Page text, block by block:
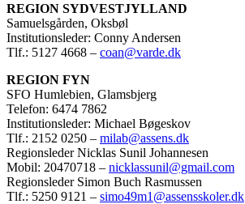
REGION SYDVESTJYLLAND
Samuelsgården, Oksbøl
Institutionsleder: Conny Andersen
Tlf.: 5127 4668 – coan@varde.dk
REGION FYN
SFO Humlebien, Glamsbjerg
Telefon: 6474 7862
Institutionsleder: Michael Bøgeskov
Tlf.: 2152 0250 – milab@assens.dk
Regionsleder Nicklas Sunil Johannesen
Mobil: 20470718 – nicklassunil@gmail.com
Regionsleder Simon Buch Rasmussen
Tlf.: 5250 9121 – simo49m1@assensskoler.dk